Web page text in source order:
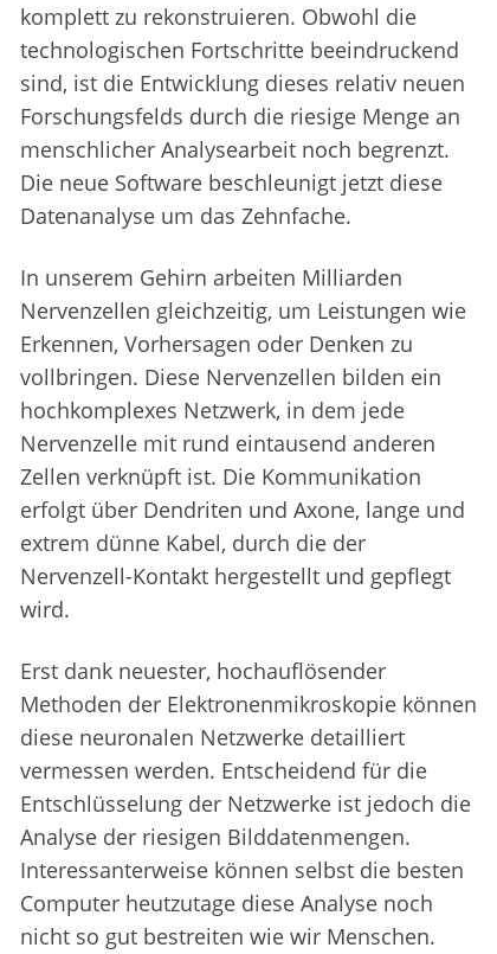
komplett zu rekonstruieren. Obwohl die
technologischen Fortschritte beeindruckend
sind, ist die Entwicklung dieses relativ neuen
Forschungsfelds durch die riesige Menge an
menschlicher Analysearbeit noch begrenzt.
Die neue Software beschleunigt jetzt diese
Datenanalyse um das Zehnfache.
In unserem Gehirn arbeiten Milliarden
Nervenzellen gleichzeitig, um Leistungen wie
Erkennen, Vorhersagen oder Denken zu
vollbringen. Diese Nervenzellen bilden ein
hochkomplexes Netzwerk, in dem jede
Nervenzelle mit rund eintausend anderen
Zellen verknüpft ist. Die Kommunikation
erfolgt über Dendriten und Axone, lange und
extrem dünne Kabel, durch die der
Nervenzell-Kontakt hergestellt und gepflegt
wird.
Erst dank neuester, hochauflösender
Methoden der Elektronenmikroskopie können
diese neuronalen Netzwerke detailliert
vermessen werden. Entscheidend für die
Entschlüsselung der Netzwerke ist jedoch die
Analyse der riesigen Bilddatenmengen.
Interessanterweise können selbst die besten
Computer heutzutage diese Analyse noch
nicht so gut bestreiten wie wir Menschen.